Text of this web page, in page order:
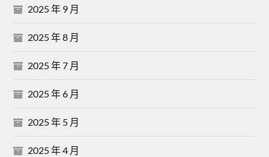
2025 年 9 月
2025 年 8 月
2025 年 7 月
2025 年 6 月
2025 年 5 月
2025 年 4 月